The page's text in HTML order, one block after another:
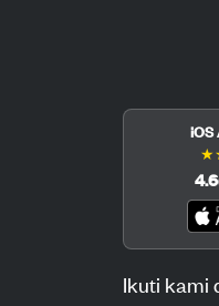
iOS
★
4.6
Ikuti kami